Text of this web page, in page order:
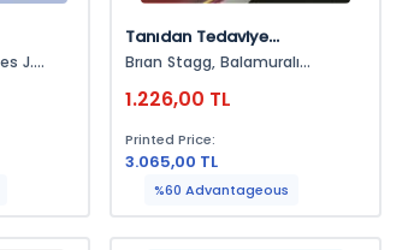
Tanıdan Tedaviye
Oftalmoloji
Brıan Stagg, Balamuralı
1.226,00 TL
Printed Price:
3.065,00 TL
%60 Advantageous